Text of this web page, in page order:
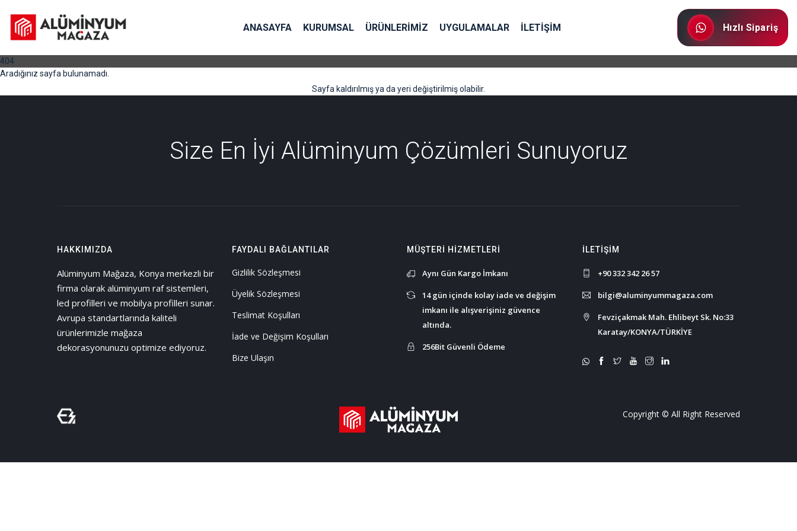
ANASAYFA KURUMSAL ÜRÜNLERİMİZ UYGULAMALAR İLETİŞİM Hızlı Sipariş
404
Aradığınız sayfa bulunamadı.
Sayfa kaldırılmış ya da yeri değiştirilmiş olabilir.
Size En İyi Alüminyum Çözümleri Sunuyoruz
HAKKIMIZDA
Alüminyum Mağaza, Konya merkezli bir
firma olarak alüminyum raf sistemleri,
led profilleri ve mobilya profilleri sunar.
Avrupa standartlarında kaliteli
ürünlerimizle mağaza
dekorasyonunuzu optimize ediyoruz.
FAYDALI BAĞLANTILAR
Gizlilik Sözleşmesi
Üyelik Sözleşmesi
Teslimat Koşulları
İade ve Değişim Koşulları
Bize Ulaşın
MÜŞTERI HIZMETLERI
Aynı Gün Kargo İmkanı
14 gün içinde kolay iade ve değişim
imkanı ile alışverişiniz güvence
altında.
256Bit Güvenli Ödeme
İLETIŞIM
+90 332 342 26 57
bilgi@aluminyummagaza.com
Fevziçakmak Mah. Ehlibeyt Sk. No:33
Karatay/KONYA/TÜRKİYE
Copyright © All Right Reserved